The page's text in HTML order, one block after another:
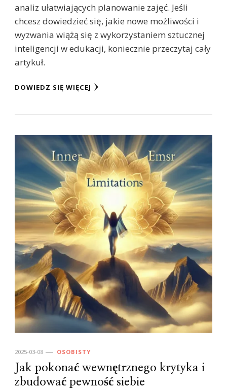
analiz ułatwiających planowanie zajęć. Jeśli
chcesz dowiedzieć się, jakie nowe możliwości i
wyzwania wiążą się z wykorzystaniem sztucznej
inteligencji w edukacji, koniecznie przeczytaj cały
artykuł.
DOWIEDZ SIĘ WIĘCEJ
2025-03-08 OSOBISTY
Jak pokonać wewnętrznego krytyka i
zbudować pewność siebie